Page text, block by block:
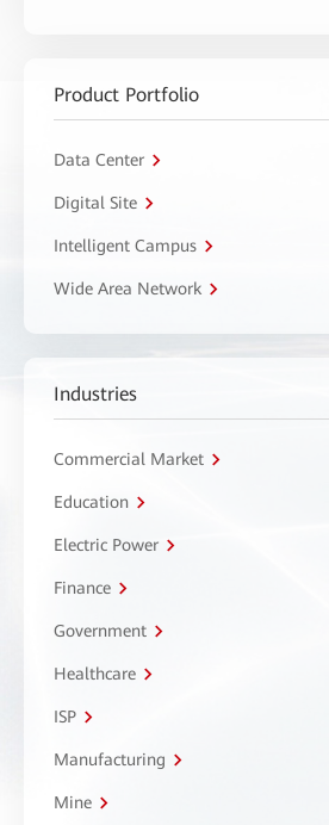
Product Portfolio
Data Center
Digital Site
Intelligent Campus
Wide Area Network
Industries
Commercial Market
Education
Electric Power
Finance
Government
Healthcare
ISP
Manufacturing
Mine